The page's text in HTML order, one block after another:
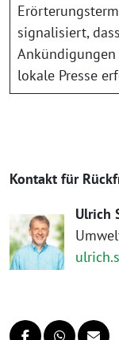
signalisiert,
lokale Presse
Kontakt für
Ulrich